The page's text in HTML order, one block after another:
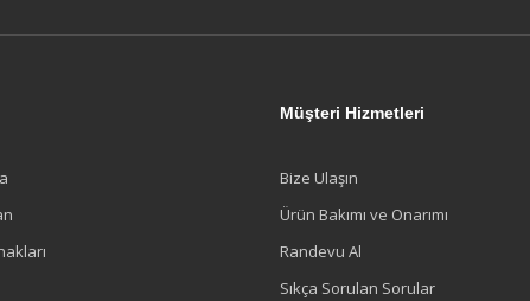
Müşteri Hizmetleri
Bize Ulaşın
Ürün Bakımı ve Onarımı
Randevu Al
Sıkça Sorulan Sorular